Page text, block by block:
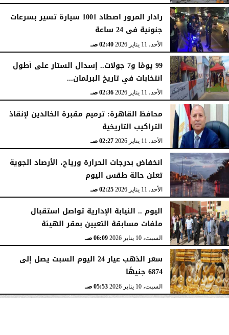
رادار المرور اصطاد 1001 سيارة تسير بسرعات
جنونية فى 24 ساعة
الأحد، 11 يناير 2026 02:40 صـ
99 يومًا و7 جولات.. إسدال الستار على أطول
انتخابات في تاريخ البرلمان...
الأحد، 11 يناير 2026 02:36 صـ
محافظ القاهرة: ترميم مقبرة الخالدين لإنقاذ
التراكيب التاريخية
الأحد، 11 يناير 2026 02:27 صـ
انخفاض بدرجات الحرارة ورياح، الأرصاد الجوية
تعلن حالة طقس اليوم
الأحد، 11 يناير 2026 02:25 صـ
اليوم .. النيابة الإدارية تواصل استقبال
ملفات مسابقة التعيين بمقر الهيئة
السبت، 10 يناير 2026 06:09 صـ
سعر الذهب عيار 24 اليوم السبت يصل إلى
6874 جنيهًا
السبت، 10 يناير 2026 05:53 صـ